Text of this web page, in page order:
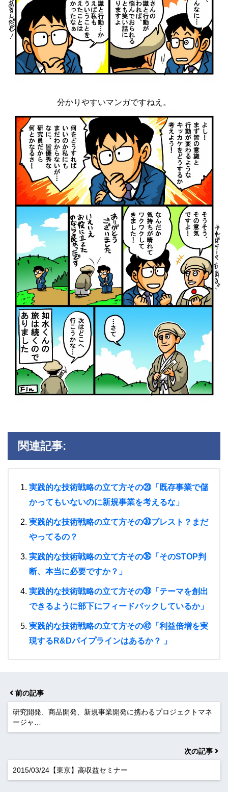
分かりやすいマンガですねえ。
関連記事:
実践的な技術戦略の立て方その⑳「既存事業で儲
かってもいないのに新規事業を考えるな」
実践的な技術戦略の立て方その㉚ブレスト？まだ
やってるの？
実践的な技術戦略の立て方その㊱「そのSTOP判
断、本当に必要ですか？」
実践的な技術戦略の立て方その㊴「テーマを創出
できるように部下にフィードバックしているか」
実践的な技術戦略の立て方その㊷「利益倍増を実
現するR&Dパイプラインはあるか？ 」
前の記事
研究開発、商品開発、新規事業開発に携わるプロジェクトマネ
ージャ…
次の記事
2015/03/24【東京】高収益セミナー